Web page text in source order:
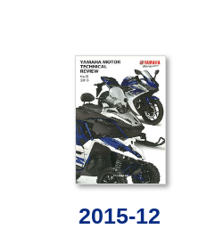
2015-12